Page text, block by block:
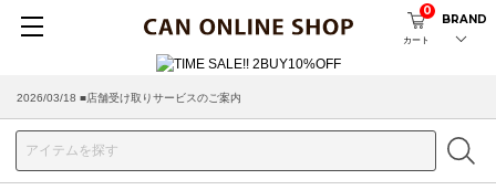
カート
0
BRAND
2026/03/18 ■店舗受け取りサービスのご案内